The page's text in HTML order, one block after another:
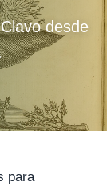
desde
para